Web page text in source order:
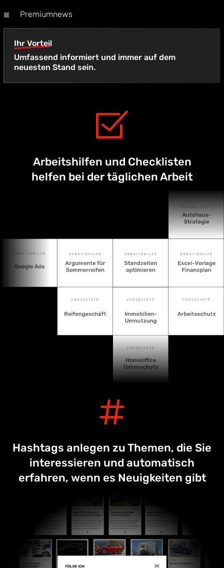
Premiumnews
Ihr Vorteil
Umfassend informiert und immer auf dem
neuesten Stand sein.
Arbeitshilfen und Checklisten
helfen bei der täglichen Arbeit
Hashtags anlegen zu Themen, die Sie
interessieren und automatisch
erfahren, wenn es Neuigkeiten gibt